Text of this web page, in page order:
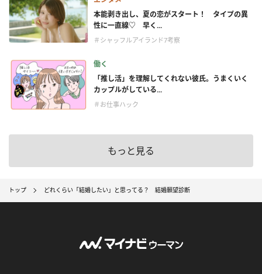
本能剥き出し、夏の恋がスタート！ タイプの異
性に一直線♡ 早く...
＃シャッフルアイランド7考察
働く
「推し活」を理解してくれない彼氏。うまくいく
カップルがしている...
＃お仕事ハック
もっと見る
トップ どれくらい「結婚したい」と思ってる？ 結婚願望診断